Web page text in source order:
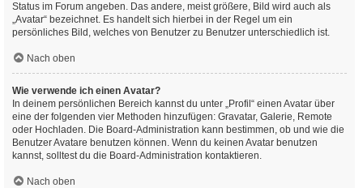
Status im Forum angeben. Das andere, meist größere, Bild wird auch als
„Avatar“ bezeichnet. Es handelt sich hierbei in der Regel um ein
persönliches Bild, welches von Benutzer zu Benutzer unterschiedlich ist.
Nach oben
Wie verwende ich einen Avatar?
In deinem persönlichen Bereich kannst du unter „Profil“ einen Avatar über
eine der folgenden vier Methoden hinzufügen: Gravatar, Galerie, Remote
oder Hochladen. Die Board-Administration kann bestimmen, ob und wie die
Benutzer Avatare benutzen können. Wenn du keinen Avatar benutzen
kannst, solltest du die Board-Administration kontaktieren.
Nach oben